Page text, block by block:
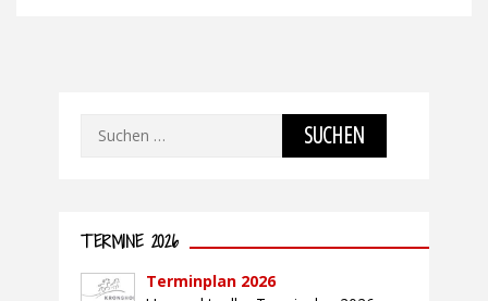
Suchen
TERMINE 2026
Terminplan 2026